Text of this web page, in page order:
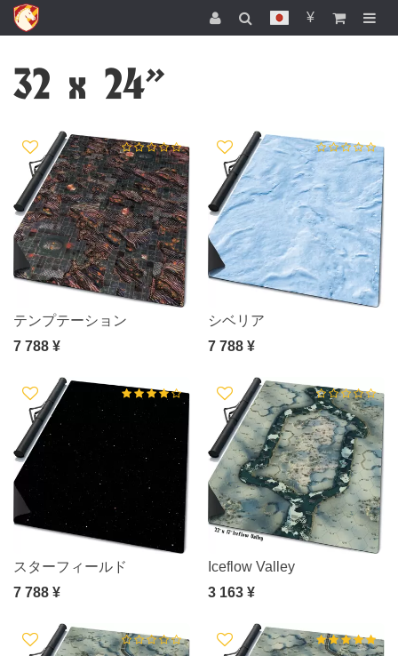
¥
32 х 24"
テンプテーション
7 788 ¥
シベリア
7 788 ¥
スターフィールド
7 788 ¥
Iceflow Valley
3 163 ¥